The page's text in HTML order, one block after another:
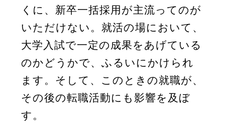
くに、新卒一括採用が主流ってのが
いただけない。就活の場において、
大学入試で一定の成果をあげている
のかどうかで、ふるいにかけられ
ます。そして、このときの就職が、
その後の転職活動にも影響を及ぼ
す。